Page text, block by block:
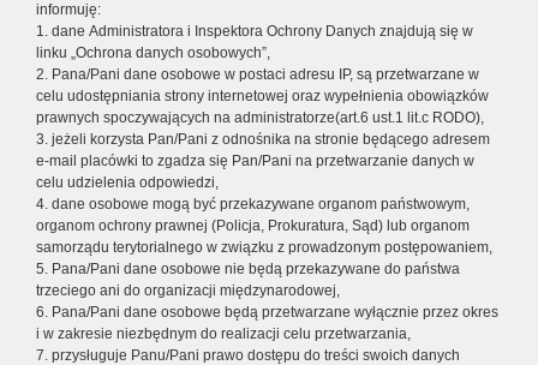
informuję:
1. dane Administratora i Inspektora Ochrony Danych znajdują się w
linku „Ochrona danych osobowych”,
2. Pana/Pani dane osobowe w postaci adresu IP, są przetwarzane w
celu udostępniania strony internetowej oraz wypełnienia obowiązków
prawnych spoczywających na administratorze(art.6 ust.1 lit.c RODO),
3. jeżeli korzysta Pan/Pani z odnośnika na stronie będącego adresem
e-mail placówki to zgadza się Pan/Pani na przetwarzanie danych w
celu udzielenia odpowiedzi,
4. dane osobowe mogą być przekazywane organom państwowym,
organom ochrony prawnej (Policja, Prokuratura, Sąd) lub organom
samorządu terytorialnego w związku z prowadzonym postępowaniem,
5. Pana/Pani dane osobowe nie będą przekazywane do państwa
trzeciego ani do organizacji międzynarodowej,
6. Pana/Pani dane osobowe będą przetwarzane wyłącznie przez okres
i w zakresie niezbędnym do realizacji celu przetwarzania,
7. przysługuje Panu/Pani prawo dostępu do treści swoich danych